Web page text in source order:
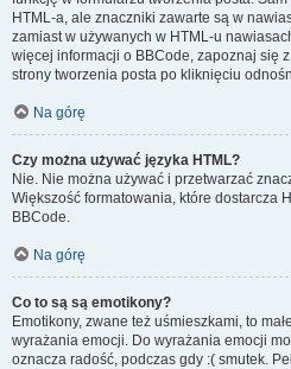
HTML-a, ale znaczniki zawarte są w
zamiast w używanych w HTML-u
więcej informacji o BBCode, zapoznaj się
strony tworzenia posta po kliknięciu
Na górę
Czy można używać języka HTML?
Nie. Nie można używać i przetwarzać
Większość formatowania, które dostarcza
BBCode.
Na górę
Co to są są emotikony?
Emotikony, zwane też uśmieszkami, to
wyrażania emocji. Do wyrażania emocji
oznacza radość, podczas gdy :( smutek.